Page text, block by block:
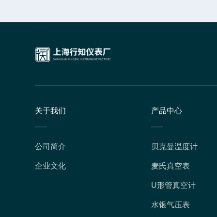
关于我们
公司简介
企业文化
产品中心
贝克曼温度计
麦氏真空表
U形管真空计
水银气压表